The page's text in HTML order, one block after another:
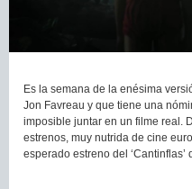
Es la semana de la enésima
Jon Favreau y que tiene una
imposible juntar en un filme real.
estrenos, muy nutrida de cine
esperado estreno del ‘Cantinflas’